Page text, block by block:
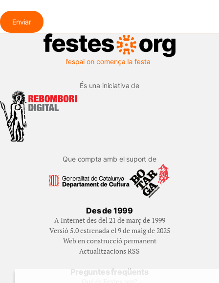
Enviar
És una iniciativa de
Que compta amb el suport de
Des de 1999
A Internet des del 21 de març de 1999
Versió 5.0 estrenada el 9 de maig de 2025
Web en construcció permanent
Actualitzacions RSS
Preguntes freqüents